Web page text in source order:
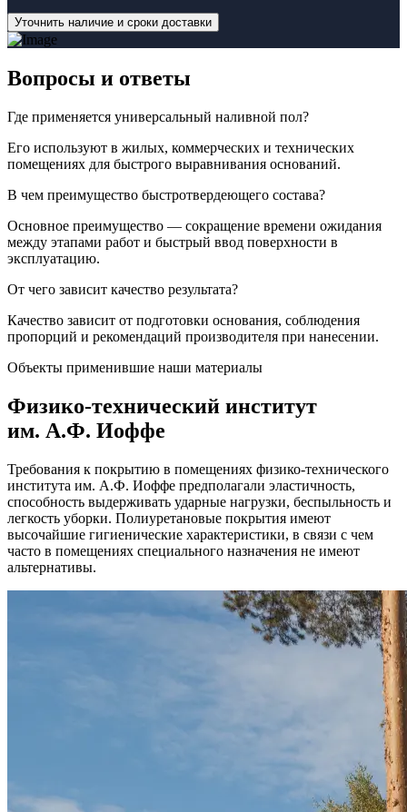
Уточнить наличие и сроки доставки
Вопросы и ответы
Где применяется универсальный наливной пол?
Его используют в жилых, коммерческих и технических
помещениях для быстрого выравнивания оснований.
В чем преимущество быстротвердеющего состава?
Основное преимущество — сокращение времени ожидания
между этапами работ и быстрый ввод поверхности в
эксплуатацию.
От чего зависит качество результата?
Качество зависит от подготовки основания, соблюдения
пропорций и рекомендаций производителя при нанесении.
Объекты применившие наши материалы
Физико-технический институт
им. А.Ф. Иоффе
Требования к покрытию в помещениях физико-технического
института им. А.Ф. Иоффе предполагали эластичность,
способность выдерживать ударные нагрузки, беспыльность и
легкость уборки. Полиуретановые покрытия имеют
высочайшие гигиенические характеристики, в связи с чем
часто в помещениях специального назначения не имеют
альтернативы.